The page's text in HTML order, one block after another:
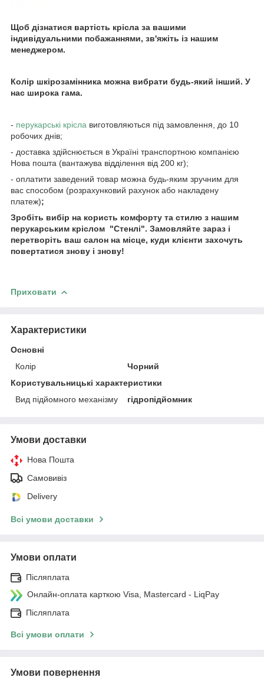
Щоб дізнатися вартість крісла за вашими
індивідуальними побажаннями, зв'яжіть із нашим
менеджером.
Колір шкірозамінника можна вибрати будь-який інший. У
нас широка гама.
- перукарські крісла виготовляються під замовлення, до 10
робочих днів;
- доставка здійснюється в Україні транспортною компанією
Нова пошта (вантажува відділення від 200 кг);
- оплатити заведений товар можна будь-яким зручним для
вас способом (розрахунковий рахунок або накладену
платеж);
Зробіть вибір на користь комфорту та стилю з нашим
перукарським кріслом "Стенлі". Замовляйте зараз і
перетворіть ваш салон на місце, куди клієнти захочуть
повертатися знову і знову!
Приховати
Характеристики
Основні
Колір
Чорний
Користувальницькі характеристики
Вид підйомного механізму
гідропідйомник
Умови доставки
Нова Пошта
Самовивіз
Delivery
Всі умови доставки
Умови оплати
Післяплата
Онлайн-оплата карткою Visa, Mastercard - LiqPay
Післяплата
Всі умови оплати
Умови повернення